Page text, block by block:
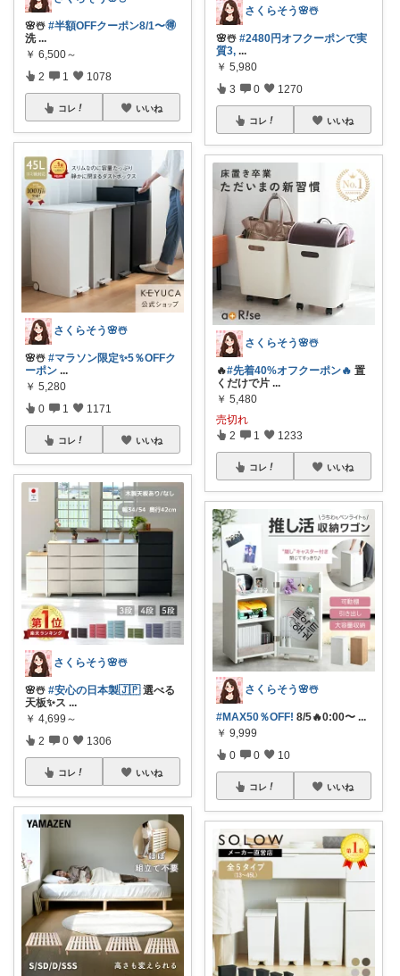
🌸☃️ #半額OFFクーポン8/1〜🉐
洗 ...
￥ 6,500～
2 1 1078
コレ いいね
さくらそう‪🌸☃️
🌸☃️ #マラソン限定✨5％OFFク
ーポン ...
￥ 5,280
0 1 1171
コレ いいね
さくらそう‪🌸☃️
🌸☃️ #安心の日本製🇯🇵選べる
天板✨ス ...
￥ 4,699～
2 0 1306
コレ いいね
さくらそう‪🌸☃️
🌸☃️ #2480円オフクーポンで実
質3, ...
￥ 5,980
3 0 1270
コレ いいね
さくらそう‪🌸☃️
🔥#先着40%オフクーポン🔥 置
くだけで片 ...
￥ 5,480
売切れ
2 1 1233
コレ いいね
さくらそう‪🌸☃️
#MAX50％OFF! 8/5🔥0:00〜 ...
￥ 9,999
0 0 10
コレ いいね